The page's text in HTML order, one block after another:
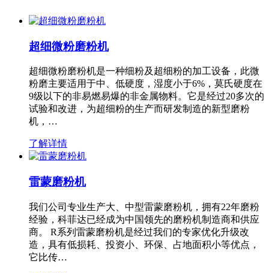
超细微粉磨粉机
超细微粉磨粉机是一种细粉及超细粉的加工设备，此微
粉磨主要适用于中、低硬度，湿度小于6%，莫氏硬度在
9级以下的非易燃易爆的非金属物料。它是经过20多次的
试验和改进，为超细粉的生产而研发制造的新型磨粉
机，…
了解详情
雷蒙磨粉机
我们公司专业生产大、中型雷蒙磨粉机，拥有22年磨粉
经验，科菲达已经成为中国领先的磨粉机制造商和供应
商。 R系列雷蒙磨粉机是经过我们的专家优化升级改
造，具有低损耗、投资小、环保、占地面积小等优点，
它比传…